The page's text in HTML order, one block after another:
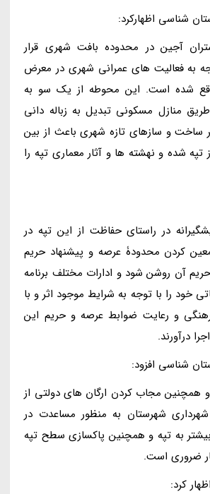
شناسی اظهارکرد:
آجین در محدوده بافت شهری قرار
به فعالیت های عمرانی شهری در معرض
شده است. این محوطه از یک سو به
منازل مسکونی تبدیل به زباله دانی
ساخت و سازهای تازه شهری باعث از بین
شده و نهشته ها و آثار معماری تپه را
در راستای حفاظت از این تپه در
معین کردن محدودۀ عرصه و پیشنهاد حریم
آن روشن شود و ادارات مختلف برنامه
خود را با توجه به شرایط موجود اثر و با
و رعایت ضوابط عرصه و حریم این
درآورند.
شناسی افزود:
همچنین مجاب کردن ارگان های دولتی از
شهرداری شهرستان به منظور مساعدت در
به تپه و همچنین پاکسازی سطح تپه
ضروری است.
کرد: